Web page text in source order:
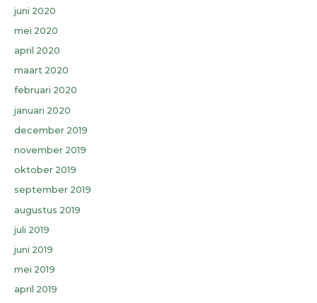
juni 2020
mei 2020
april 2020
maart 2020
februari 2020
januari 2020
december 2019
november 2019
oktober 2019
september 2019
augustus 2019
juli 2019
juni 2019
mei 2019
april 2019